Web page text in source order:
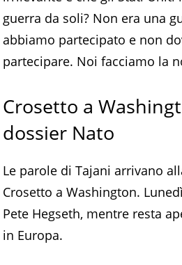
guerra da soli? Non era una
abbiamo partecipato e non
partecipare. Noi facciamo la
Crosetto a
dossier Nato
Le parole di Tajani arrivano
Crosetto a Washington.
Pete Hegseth, mentre resta
in Europa.